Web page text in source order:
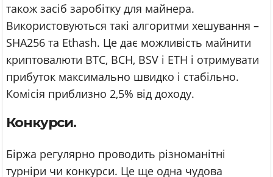
також засіб заробітку для майнера.
Використовуються такі алгоритми хешування –
SHA256 та Ethash. Це дає можливість майнити
криптовалюти BTC, BCH, BSV і ETH і отримувати
прибуток максимально швидко і стабільно.
Комісія приблизно 2,5% від доходу.
Конкурси.
Біржа регулярно проводить різноманітні
турніри чи конкурси. Це ще одна чудова